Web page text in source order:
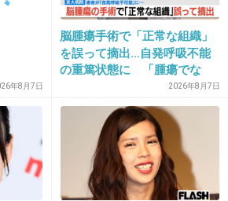
+275 -7
年8月7日
脳腫瘍手術で「正常な組織」
を誤って摘出…自発呼吸不能
の重篤状態に 「腫瘍でな
い」結果出ても“勘違い”で摘
出継続 通常の生活送ってい
た患者が手足も動かず 京大
2026年8月7日